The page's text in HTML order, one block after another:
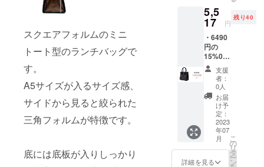
スクエアフォルムのミニ
トート型のランチバッグで
す。
A5サイズが入るサイズ感、
サイドから見ると絞られた
三角フォルムが特徴です。
底には底板が入りしっかり
が異な
る為、
が変わ
りま
す。
※2023
年7月中
旬よ
り、お
申込み
順に発
送のス
タート
を予定
りま
品予定
が遅れ
る場合
がござ
いま
す。 ※
モニ
ター上
の色合
いと実
際の革
色が異
なる場
合がご
ざいま
す。 ※
革はそ
トート
型
(4040)×
1点
(トー
プ/6020
) ※仕
様、デ
ザイン
等、変
更にな
る場合
がござ
いま
す。 ※
想定以
上の受
5,5
17 円
残り40
・6490
円の
15%0F
F →
5517円
（税
込）で
ご提供
【商品
単品
5300 ＋
送料600
=
5900（
支援
者：
0人
お届
け予
定：
2023
年07
月
詳細を見る
こ
の
リ
タ
ー
ン